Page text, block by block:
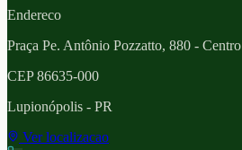
Endereco
Praça Pe. Antônio Pozzatto, 880 - Centro
CEP86635-000
Lupionópolis - PR
Ver localizacao